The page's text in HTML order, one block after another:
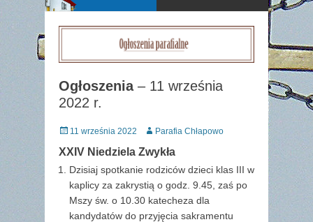
Ogłoszenia– 11 września
2022 r.
Posted
11 września 2022 Author
Parafia Chłapowo
XXIV Niedziela Zwykła
Dzisiaj spotkanie rodziców dzieci klas III w
kaplicy za zakrystią o godz. 9.45, zaś po
Mszy św. o 10.30 katecheza dla
kandydatów do przyjęcia sakramentu